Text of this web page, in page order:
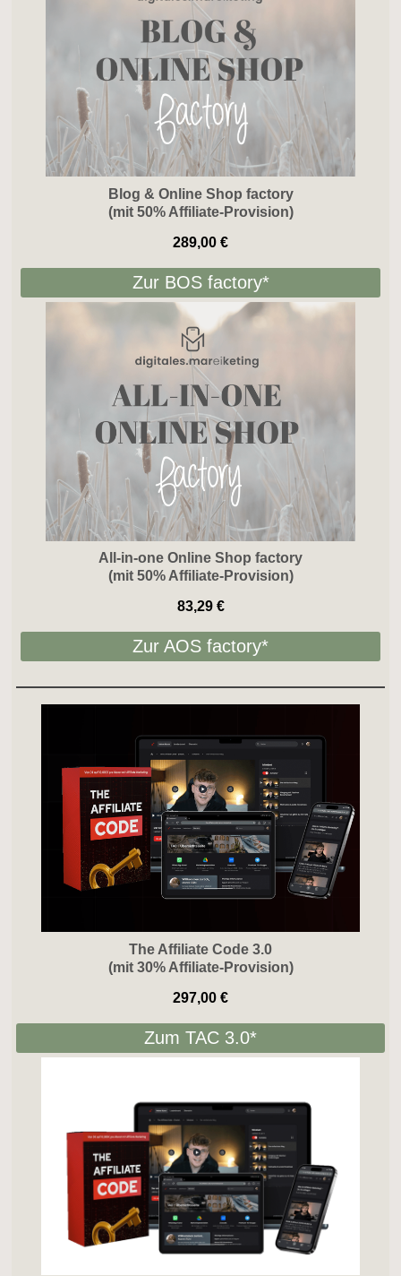
Blog & Online Shop factory
(mit 50% Affiliate-Provision)
289,00 €
Zur BOS factory*
All-in-one Online Shop factory
(mit 50% Affiliate-Provision)
83,29 €
Zur AOS factory*
The Affiliate Code 3.0
(mit 30% Affiliate-Provision)
297,00 €
Zum TAC 3.0*